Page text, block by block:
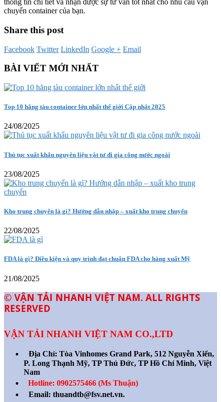
thông tin chi tiết và nhận được sự tư vấn tốt nhất cho nhu cầu vận
chuyển container của bạn.
Share this post
Facebook Twitter LinkedIn Google + Email
BÀI VIẾT MỚI NHẤT
Top 10 hãng tàu container lớn nhất thế giới Cập nhật 2025
24/08/2025
Thủ tục xuất khẩu nguyên liệu vật tư đi gia công nước ngoài
23/08/2025
Kho trung chuyển là gì? Hướng dẫn nhập – xuất kho trung chuyển
22/08/2025
FDA là gì? Điều kiện và quy trình đạt chuẩn FDA cho hàng xuất Mỹ
21/08/2025
© VẬN TẢI NHANH VIỆT NAM. ALL RIGHTS
RESERVED
VẬN TẢI NHANH VIỆT NAM CO.,LTD
Địa Chỉ: Tòa Vinhomes Grand Park, 512 Nguyễn Xiển,
P. Long Thạnh Mỹ, TP Thủ Đức, TP Hồ Chí Minh, Việt
Nam
Hotline: 0902575466 (Ms Thuận)
Email: thuandtb@fsv.net.vn.